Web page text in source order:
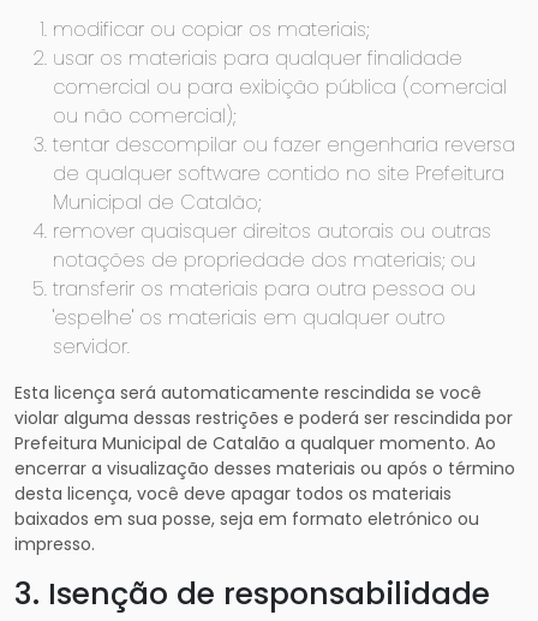
modificar ou copiar os materiais;
usar os materiais para qualquer finalidade
comercial ou para exibição pública (comercial
ou não comercial);
tentar descompilar ou fazer engenharia reversa
de qualquer software contido no site Prefeitura
Municipal de Catalão;
remover quaisquer direitos autorais ou outras
notações de propriedade dos materiais; ou
transferir os materiais para outra pessoa ou
'espelhe' os materiais em qualquer outro
servidor.
Esta licença será automaticamente rescindida se você
violar alguma dessas restrições e poderá ser rescindida por
Prefeitura Municipal de Catalão a qualquer momento. Ao
encerrar a visualização desses materiais ou após o término
desta licença, você deve apagar todos os materiais
baixados em sua posse, seja em formato eletrónico ou
impresso.
3. Isenção de responsabilidade